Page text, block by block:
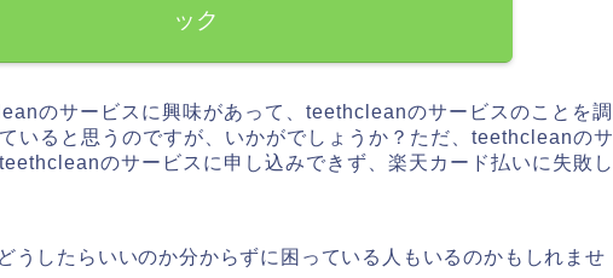
ック
のサービスに興味があって、teethcleanのサービスのことを調
いると思うのですが、いかがでしょうか？ただ、teethcleanのサ
のサービスに申し込みできず、楽天カード払いに失敗し
うしたらいいのか分からずに困っている人もいるのかもしれませ